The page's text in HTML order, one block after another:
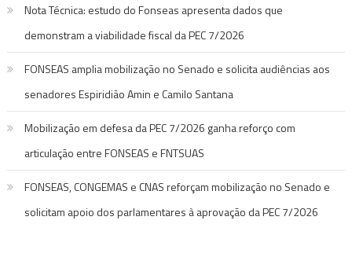
Nota Técnica: estudo do Fonseas apresenta dados que
demonstram a viabilidade fiscal da PEC 7/2026
FONSEAS amplia mobilização no Senado e solicita audiências aos
senadores Espiridião Amin e Camilo Santana
Mobilização em defesa da PEC 7/2026 ganha reforço com
articulação entre FONSEAS e FNTSUAS
FONSEAS, CONGEMAS e CNAS reforçam mobilização no Senado e
solicitam apoio dos parlamentares à aprovação da PEC 7/2026